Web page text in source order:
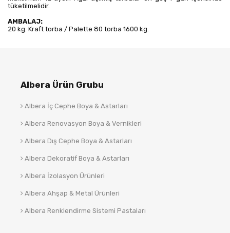
tüketilmelidir.
AMBALAJ:
20 kg. Kraft torba / Palette 80 torba 1600 kg.
Albera Ürün Grubu
Albera İç Cephe Boya & Astarları
Albera Renovasyon Boya & Vernikleri
Albera Dış Cephe Boya & Astarları
Albera Dekoratif Boya & Astarları
Albera İzolasyon Ürünleri
Albera Ahşap & Metal Ürünleri
Albera Renklendirme Sistemi Pastaları